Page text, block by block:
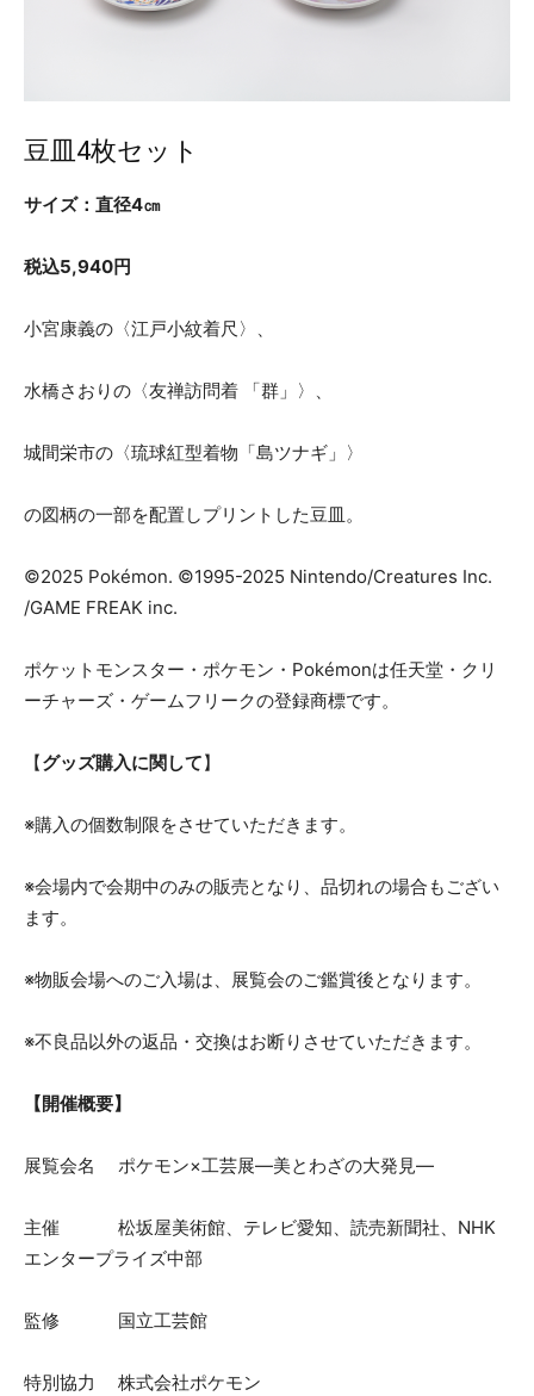
豆皿4枚セット
サイズ：直径4㎝
税込5,940円
小宮康義の〈江戸小紋着尺〉、
水橋さおりの〈友禅訪問着 「群」〉、
城間栄市の〈琉球紅型着物「島ツナギ」〉
の図柄の一部を配置しプリントした豆皿。
©2025 Pokémon. ©1995-2025 Nintendo/Creatures Inc.
/GAME FREAK inc.
ポケットモンスター・ポケモン・Pokémonは任天堂・クリ
ーチャーズ・ゲームフリークの登録商標です。
【グッズ購入に関して】
※購入の個数制限をさせていただきます。
※会場内で会期中のみの販売となり、品切れの場合もござい
ます。
※物販会場へのご入場は、展覧会のご鑑賞後となります。
※不良品以外の返品・交換はお断りさせていただきます。
【開催概要】
展覧会名 ポケモン×工芸展―美とわざの大発見―
主催 松坂屋美術館、テレビ愛知、読売新聞社、NHK
エンタープライズ中部
監修 国立工芸館
特別協力 株式会社ポケモン